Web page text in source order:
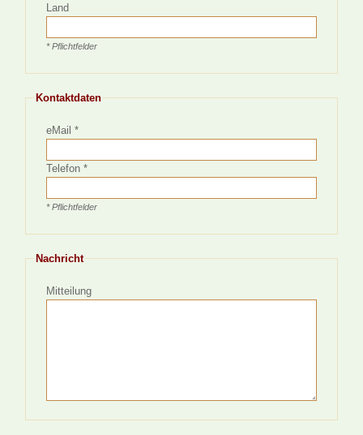
Land
* Pflichtfelder
Kontaktdaten
eMail *
Telefon *
* Pflichtfelder
Nachricht
Mitteilung